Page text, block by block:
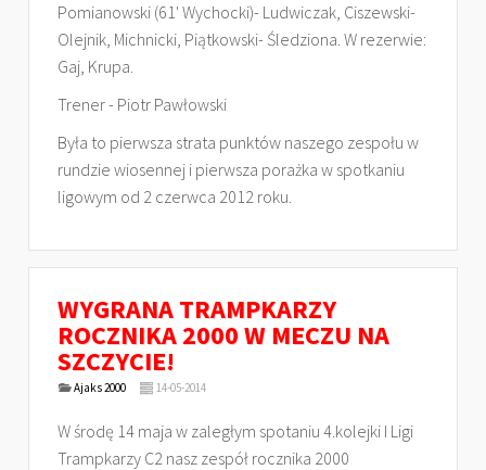
Pomianowski (61' Wychocki)- Ludwiczak, Ciszewski-
Olejnik, Michnicki, Piątkowski- Śledziona. W rezerwie:
Gaj, Krupa.
Trener - Piotr Pawłowski
Była to pierwsza strata punktów naszego zespołu w
rundzie wiosennej i pierwsza porażka w spotkaniu
ligowym od 2 czerwca 2012 roku.
WYGRANA TRAMPKARZY
ROCZNIKA 2000 W MECZU NA
SZCZYCIE!
Ajaks 2000 14-05-2014
W środę 14 maja w zaległym spotaniu 4.kolejki I Ligi
Trampkarzy C2 nasz zespół rocznika 2000